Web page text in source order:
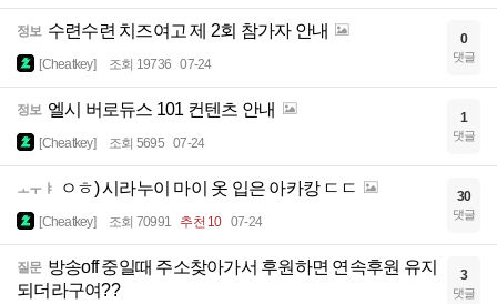
정보 수련수련 치즈여고 제 2회 참가자 안내
[Cheatkey] 조회 19736 07-24
0
댓글
정보 엘시 버로듀스 101 컨텐츠 안내
[Cheatkey] 조회 5695 07-24
1
댓글
ㅗㅜㅑ ㅇㅎ) 시라누이 마이 옷 입은 아카캉 ㄷㄷ
[Cheatkey] 조회 70991 추천 10 07-24
30
댓글
질문 방송off 중일때 주소찾아가서 후원하면 연속후원 유지
되더라구여??
3
댓글